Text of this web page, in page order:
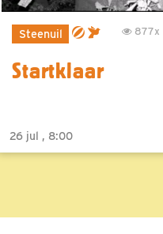
Steenuil 877x
Startklaar
26 jul , 8:00